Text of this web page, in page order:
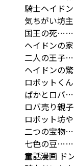
騎士ヘイ
気ちがい
国王の死
ヘイドン
二人の王
ヘイドンの
ロボット
ばかとロ
ロバ売り
ロボット
二つの宝
七色の豆
童話漫画